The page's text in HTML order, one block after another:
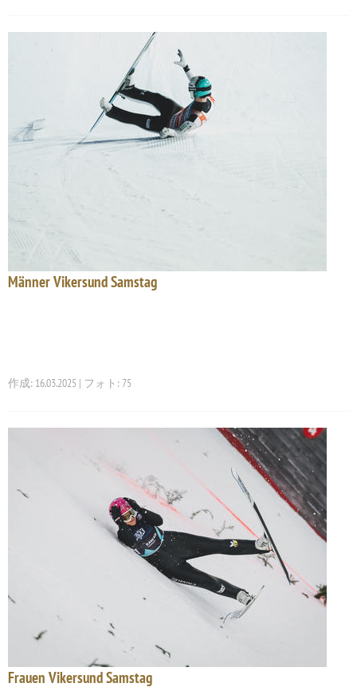
Männer Vikersund Samstag
作成: 16.03.2025 | フォト: 75
Frauen Vikersund Samstag